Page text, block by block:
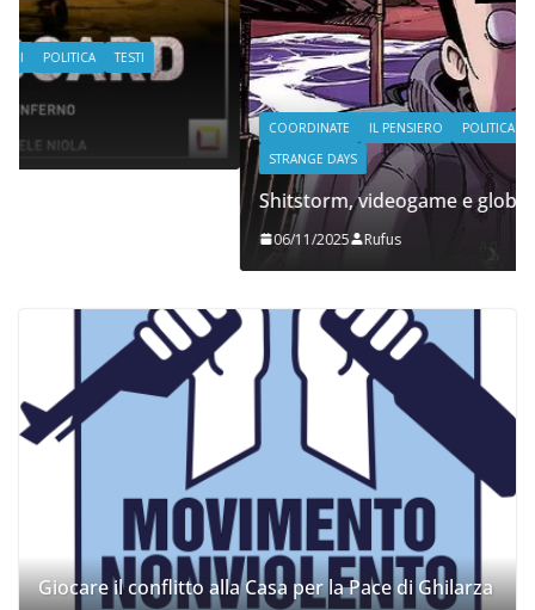
IL PENSIERO POLITICA
SEGNALAZIONI
Shitstorm, videogame e globalizzazione
Giocare il conflitto alla Casa per la Pace di Ghilarza